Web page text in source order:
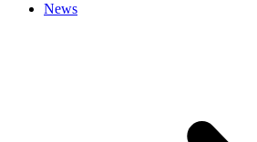
News